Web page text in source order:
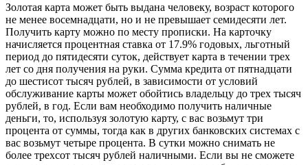
Золотая карта может быть выдана человеку, возраст которого
не менее восемнадцати, но и не превышает семидесяти лет.
Получить карту можно по месту прописки. На карточку
начисляется процентная ставка от 17.9% годовых, льготный
период до пятидесяти суток, действует карта в течении трех
лет со дня получения на руки. Сумма кредита от пятнадцати
до шестисот тысяч рублей, в зависимости от условий
обслуживание карты может обойтись владельцу до трех тысяч
рублей, в год. Если вам необходимо получить наличные
деньги, то, используя золотую карту, с вас возьмут три
процента от суммы, тогда как в других банковских системах с
вас возьмут четыре процента. В сутки можно снимать не
более трехсот тысяч рублей наличными. Если вы не сможете